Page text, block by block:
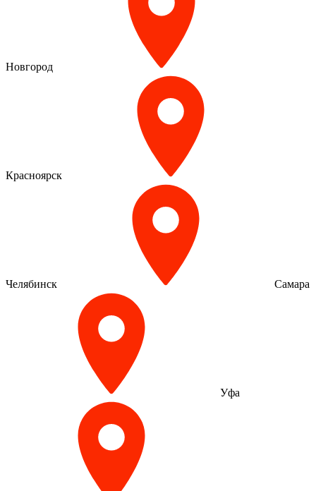
Новгород
Красноярск
Челябинск Самара
Уфа